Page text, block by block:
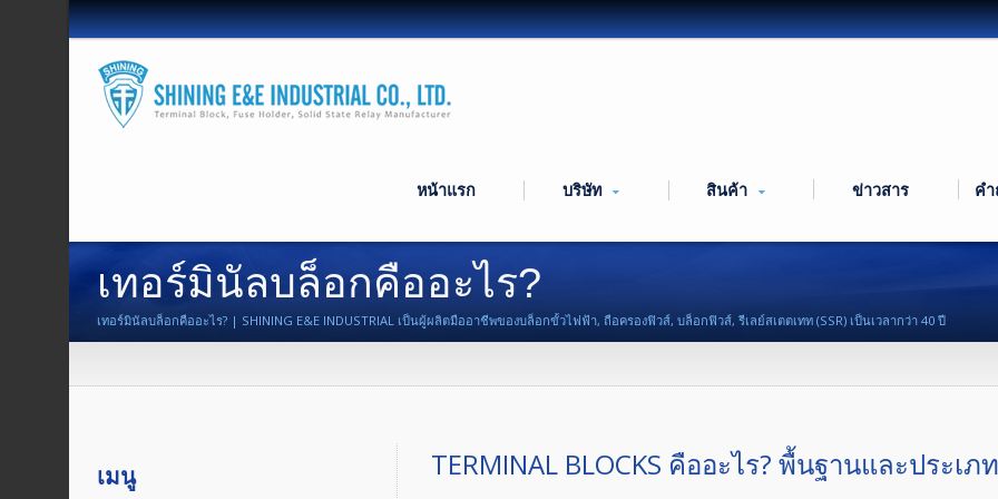
หน้าแรก บริษัท สินค้า ข่าวสาร ค
เทอร์มินัลบล็อกคืออะไร?
เทอร์มินัลบล็อกคืออะไร? | SHINING E&E INDUSTRIAL เป็นผู้ผลิตมืออาชีพของบล็อกขั้วไฟฟ้า, ถือครองฟิวส์, บล็อกฟิวส์, รีเลย์สเตตเทท (SSR) เป็นเวลากว่า 40 ปี
เมนู TERMINAL BLOCKS คืออะไร? พื้นฐานและประเภท